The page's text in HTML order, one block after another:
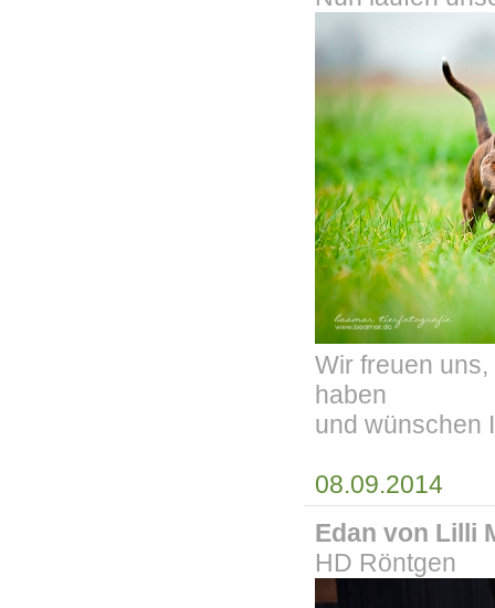
Wir freuen
haben
und wünschen
08.09.2014
Edan von Lilli
HD Röntgen